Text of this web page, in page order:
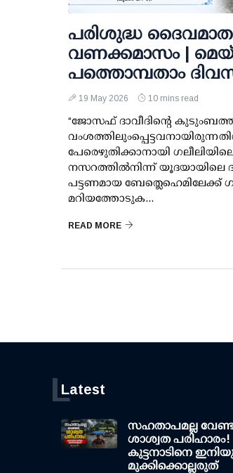
പരിശുദ്ധ
വണക്കമാസം | മെയ്
പത്തൊമ്പതാം
19 May 2026 10 mins read
“ജോസഫ് ദാവീദിന്റെ
പേരെഴുതിക്കാനായി
നസറത്തില്‍നിന്ന് യൂദയായിലെ
പട്ടണമായ ബേത്ലെഹെമിലേക്ക്
മറിയത്തോടുക...
READ MORE
Latest
L
സഹതാപമല്ല
ശാശ്വത പരിഹാരം!
കുട്ടനാടിനെ
മുക്കിക്കൊല്ലരുത്